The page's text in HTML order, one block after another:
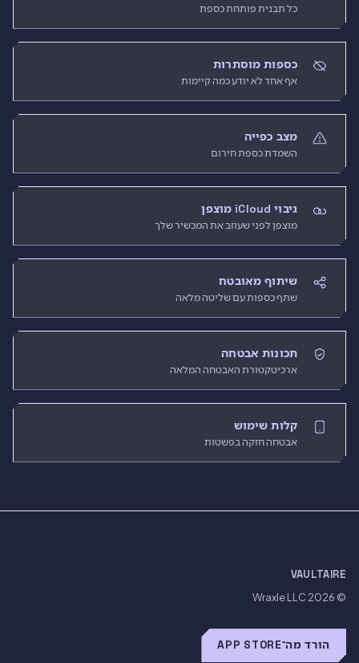
כל תבנית פותחת כספת
כספות מוסתרות
אף אחד לא יודע כמה קיימות
מצב כפייה
השמדת כספת חירום
גיבוי iCloud מוצפן
מוצפן לפני שעוזב את המכשיר שלך
שיתוף מאובטח
שתף כספות עם שליטה מלאה
תכונות אבטחה
ארכיטקטורת האבטחה המלאה
קלות שימוש
אבטחה חזקה בפשטות
VAULTAIRE
© 2026
Wraxle LLC
הורד מה־APP STORE